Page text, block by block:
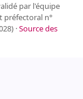
par l'équipe
préfectoral n°
·Source des